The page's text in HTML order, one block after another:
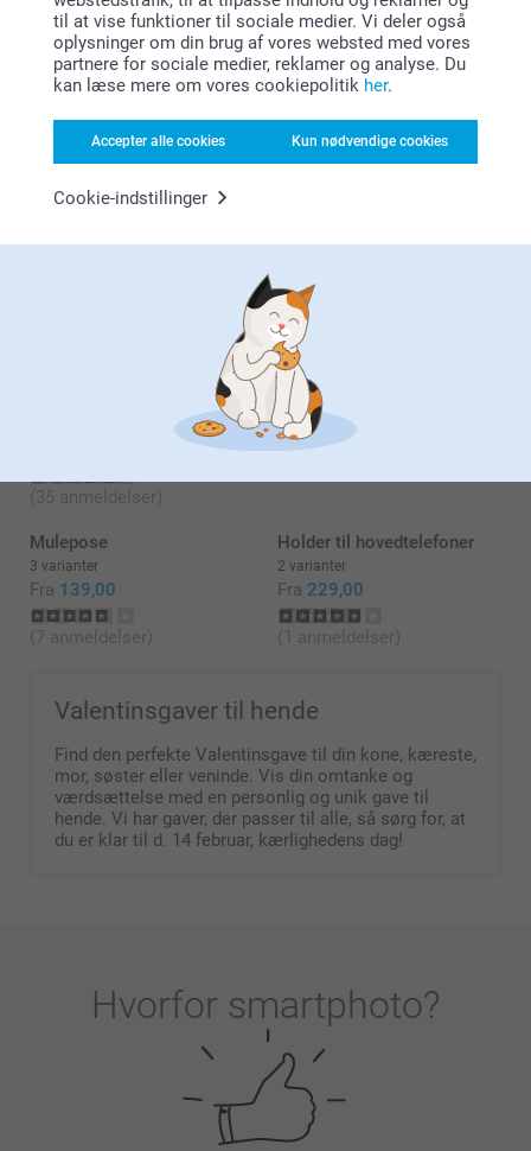
til at vise funktioner til sociale medier. Vi deler også
oplysninger om din brug af vores websted med vores
partnere for sociale medier, reklamer og analyse. Du
kan læse mere om vores cookiepolitik her.
Accepter alle cookies Kun nødvendige cookies
Cookie-indstillinger
Zeinab @smartphoto
vores tablet-covers.
Det er en sjov måde at gøre din tablet mere
personlig på og få brugt dine yndlingsbilleder.
Tusind tak fordi du valgt at bestille med os.
Johanna, Smartphoto
14.01.2022
Rigtig fin kvalitet.
Dorte Jørgensen,
08.12.2021
Jeg er meget tilfreds med denne vare
Vis mere
Lignende produkter
(35 anmeldelser)
Skrivbordsunderlag
159,00
Mulepose
3 varianter
Fra 139,00
(7 anmeldelser)
Holder til hovedtelefoner
2 varianter
Fra 229,00
(1 anmeldelser)
Valentinsgaver til hende
Find den perfekte Valentinsgave til din kone, kæreste,
mor, søster eller veninde. Vis din omtanke og
værdsættelse med en personlig og unik gave til
hende. Vi har gaver, der passer til alle, så sørg for, at
du er klar til d. 14 februar, kærlighedens dag!
Hvorfor smartphoto?